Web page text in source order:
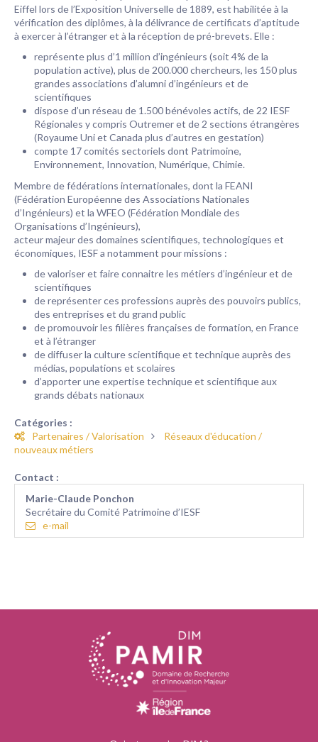
Eiffel lors de l’Exposition Universelle de 1889, est habilitée à la
vérification des diplômes, à la délivrance de certificats d’aptitude
à exercer à l’étranger et à la réception de pré-brevets. Elle :
représente plus d’1 million d’ingénieurs (soit 4% de la
population active), plus de 200.000 chercheurs, les 150 plus
grandes associations d’alumni d’ingénieurs et de
scientifiques
dispose d’un réseau de 1.500 bénévoles actifs, de 22 IESF
Régionales y compris Outremer et de 2 sections étrangères
(Royaume Uni et Canada plus d’autres en gestation)
compte 17 comités sectoriels dont Patrimoine,
Environnement, Innovation, Numérique, Chimie.
Membre de fédérations internationales, dont la FEANI
(Fédération Européenne des Associations Nationales
d’Ingénieurs) et la WFEO (Fédération Mondiale des
Organisations d’Ingénieurs),
acteur majeur des domaines scientifiques, technologiques et
économiques, IESF a notamment pour missions :
de valoriser et faire connaitre les métiers d’ingénieur et de
scientifiques
de représenter ces professions auprès des pouvoirs publics,
des entreprises et du grand public
de promouvoir les filières françaises de formation, en France
et à l’étranger
de diffuser la culture scientifique et technique auprès des
médias, populations et scolaires
d’apporter une expertise technique et scientifique aux
grands débats nationaux
Catégories :
Partenaires / Valorisation
Réseaux d'éducation /
nouveaux métiers
Contact :
Marie-Claude Ponchon
Secrétaire du Comité Patrimoine d’IESF
e-mail